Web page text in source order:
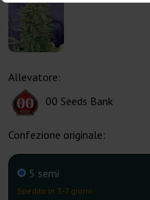
Allevatore:
00 Seeds Bank
Confezione originale:
5 semi
Spedito in 3-7 giorni